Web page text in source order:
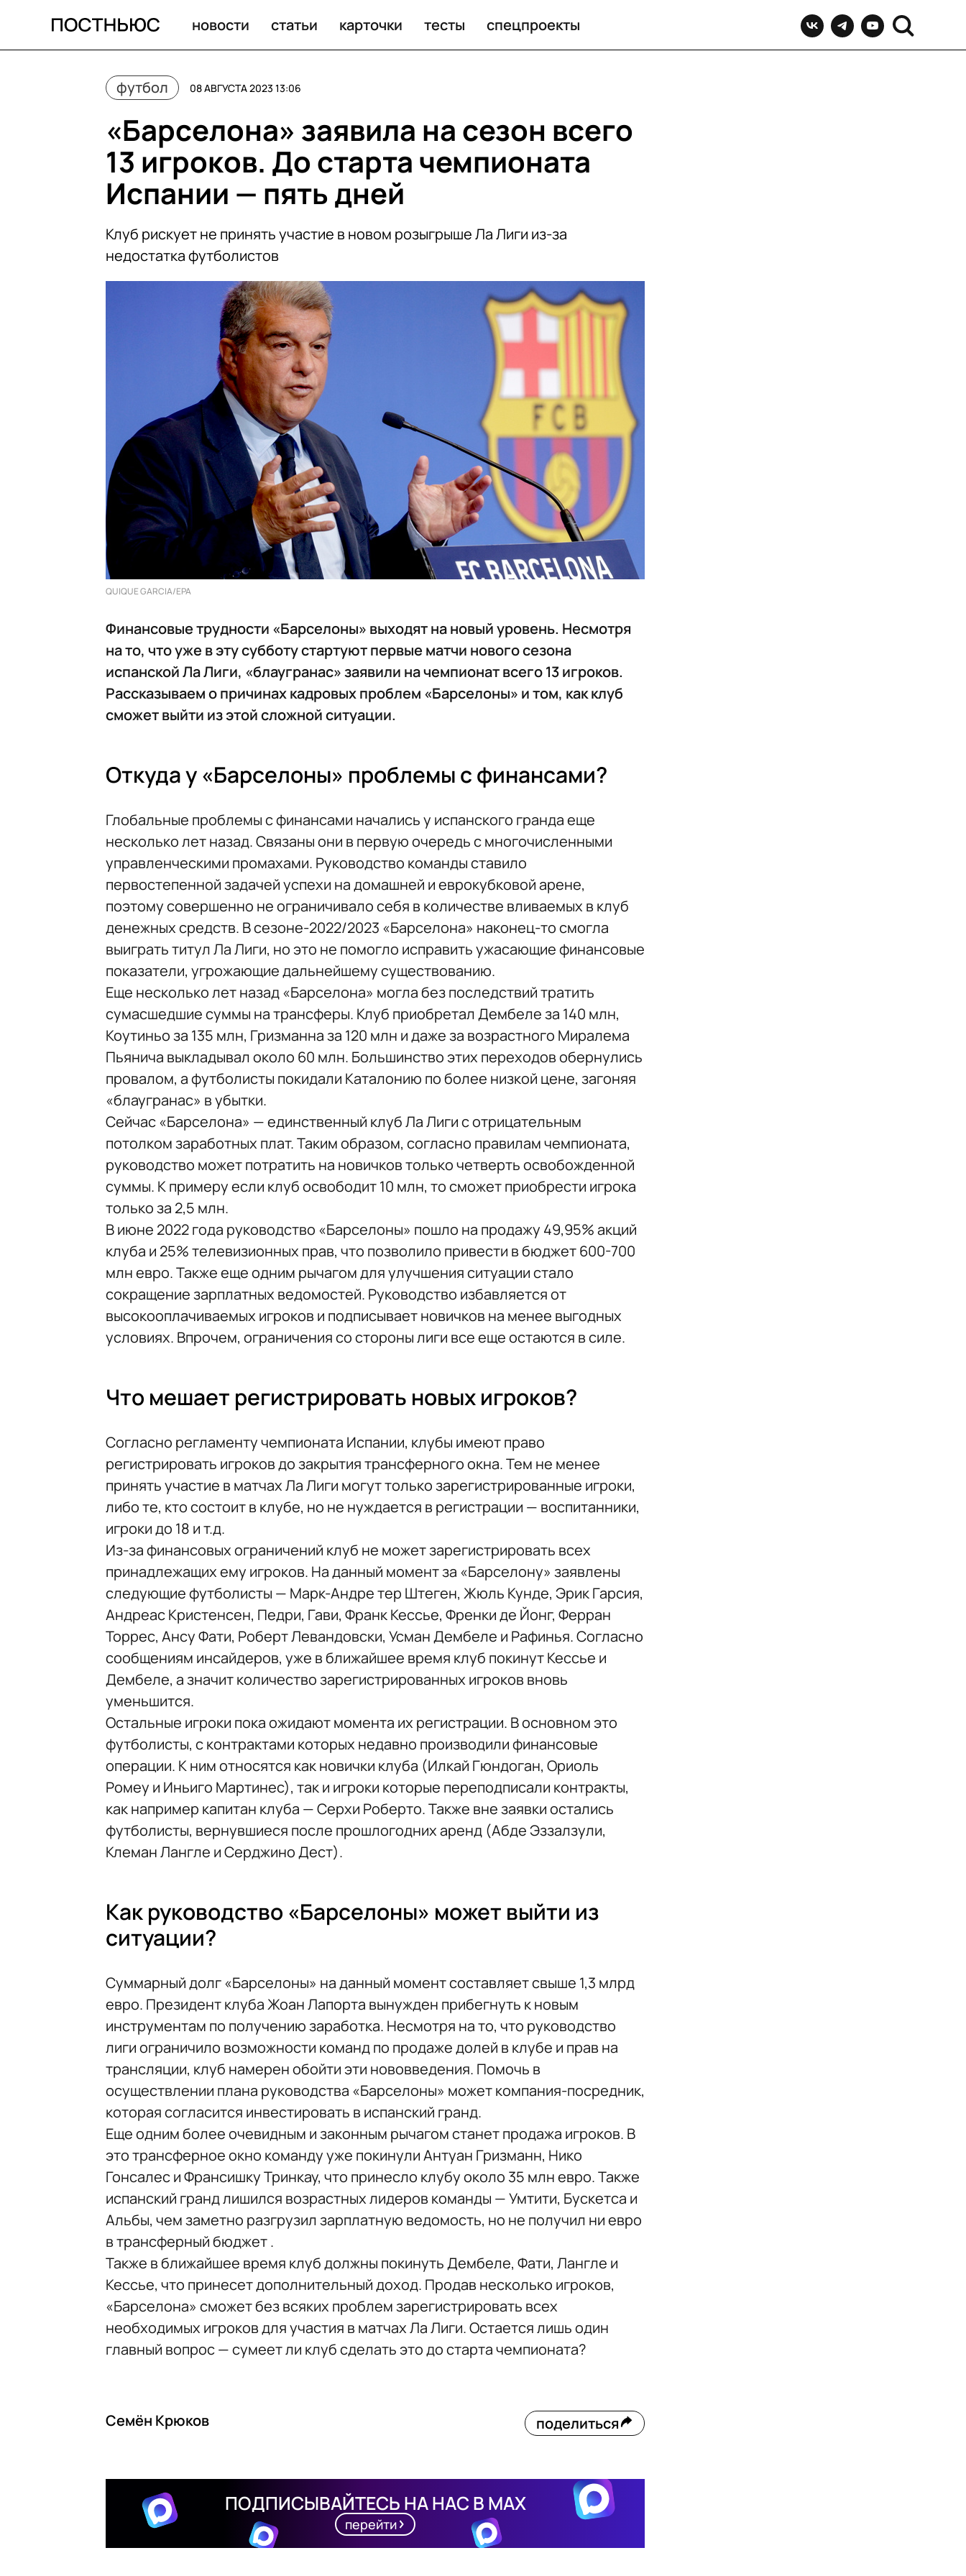
новости статьи карточки тесты спецпроекты
футбол 08 АВГУСТА 2023 13:06
«Барселона» заявила на сезон всего
13 игроков. До старта чемпионата
Испании — пять дней
Клуб рискует не принять участие в новом розыгрыше Ла Лиги из-за
недостатка футболистов
QUIQUE GARCIA/EPA
Финансовые трудности «Барселоны» выходят на новый уровень. Несмотря
на то, что уже в эту субботу стартуют первые матчи нового сезона
испанской Ла Лиги, «блаугранас» заявили на чемпионат всего 13 игроков.
Рассказываем о причинах кадровых проблем «Барселоны» и том, как клуб
сможет выйти из этой сложной ситуации.
Откуда у «Барселоны» проблемы с финансами?
Глобальные проблемы с финансами начались у испанского гранда еще
несколько лет назад. Связаны они в первую очередь с многочисленными
управленческими промахами. Руководство команды ставило
первостепенной задачей успехи на домашней и еврокубковой арене,
поэтому совершенно не ограничивало себя в количестве вливаемых в клуб
денежных средств. В сезоне-2022/2023 «Барселона» наконец-то смогла
выиграть титул Ла Лиги, но это не помогло исправить ужасающие финансовые
показатели, угрожающие дальнейшему существованию.
Еще несколько лет назад «Барселона» могла без последствий тратить
сумасшедшие суммы на трансферы. Клуб приобретал Дембеле за 140 млн,
Коутиньо за 135 млн, Гризманна за 120 млн и даже за возрастного Миралема
Пьянича выкладывал около 60 млн. Большинство этих переходов обернулись
провалом, а футболисты покидали Каталонию по более низкой цене, загоняя
«блаугранас» в убытки.
Сейчас «Барселона» — единственный клуб Ла Лиги с отрицательным
потолком заработных плат. Таким образом, согласно правилам чемпионата,
руководство может потратить на новичков только четверть освобожденной
суммы. К примеру если клуб освободит 10 млн, то сможет приобрести игрока
только за 2,5 млн.
В июне 2022 года руководство «Барселоны» пошло на продажу 49,95% акций
клуба и 25% телевизионных прав, что позволило привести в бюджет 600-700
млн евро. Также еще одним рычагом для улучшения ситуации стало
сокращение зарплатных ведомостей. Руководство избавляется от
высокооплачиваемых игроков и подписывает новичков на менее выгодных
условиях. Впрочем, ограничения со стороны лиги все еще остаются в силе.
Что мешает регистрировать новых игроков?
Согласно регламенту чемпионата Испании, клубы имеют право
регистрировать игроков до закрытия трансферного окна. Тем не менее
принять участие в матчах Ла Лиги могут только зарегистрированные игроки,
либо те, кто состоит в клубе, но не нуждается в регистрации — воспитанники,
игроки до 18 и т.д.
Из-за финансовых ограничений клуб не может зарегистрировать всех
принадлежащих ему игроков. На данный момент за «Барселону» заявлены
следующие футболисты — Марк-Андре тер Штеген, Жюль Кунде, Эрик Гарсия,
Андреас Кристенсен, Педри, Гави, Франк Кессье, Френки де Йонг, Ферран
Торрес, Ансу Фати, Роберт Левандовски, Усман Дембеле и Рафинья. Согласно
сообщениям инсайдеров, уже в ближайшее время клуб покинут Кессье и
Дембеле, а значит количество зарегистрированных игроков вновь
уменьшится.
Остальные игроки пока ожидают момента их регистрации. В основном это
футболисты, с контрактами которых недавно производили финансовые
операции. К ним относятся как новички клуба (Илкай Гюндоган, Ориоль
Ромеу и Иньиго Мартинес), так и игроки которые переподписали контракты,
как например капитан клуба — Серхи Роберто. Также вне заявки остались
футболисты, вернувшиеся после прошлогодних аренд (Абде Эззалзули,
Клеман Лангле и Серджино Дест).
Как руководство «Барселоны» может выйти из
ситуации?
Суммарный долг «Барселоны» на данный момент составляет свыше 1,3 млрд
евро. Президент клуба Жоан Лапорта вынужден прибегнуть к новым
инструментам по получению заработка. Несмотря на то, что руководство
лиги ограничило возможности команд по продаже долей в клубе и прав на
трансляции, клуб намерен обойти эти нововведения. Помочь в
осуществлении плана руководства «Барселоны» может компания-посредник,
которая согласится инвестировать в испанский гранд.
Еще одним более очевидным и законным рычагом станет продажа игроков. В
это трансферное окно команду уже покинули Антуан Гризманн, Нико
Гонсалес и Франсишку Тринкау, что принесло клубу около 35 млн евро. Также
испанский гранд лишился возрастных лидеров команды — Умтити, Бускетса и
Альбы, чем заметно разгрузил зарплатную ведомость, но не получил ни евро
в трансферный бюджет .
Также в ближайшее время клуб должны покинуть Дембеле, Фати, Лангле и
Кессье, что принесет дополнительный доход. Продав несколько игроков,
«Барселона» сможет без всяких проблем зарегистрировать всех
необходимых игроков для участия в матчах Ла Лиги. Остается лишь один
главный вопрос — сумеет ли клуб сделать это до старта чемпионата?
Семён Крюков поделиться
ПОДПИСЫВАЙТЕСЬ НА НАС В MAX
перейти